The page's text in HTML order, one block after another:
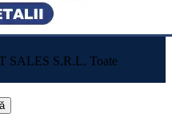
SALES S.R.L. Toate